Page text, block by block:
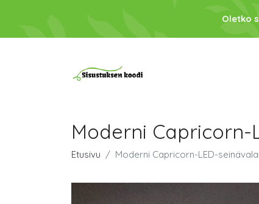
Oletko
Moderni Capricorn-
Etusivu Moderni Capricorn-LED-